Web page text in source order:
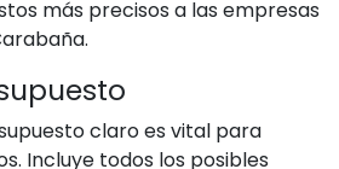
más precisos a las empresas
claro es vital para
Incluye todos los posibles